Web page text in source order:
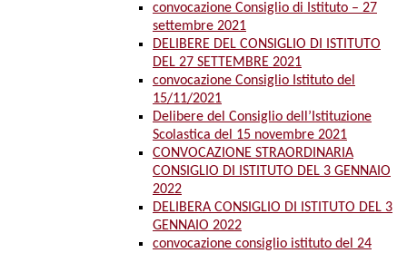
convocazione Consiglio di Istituto – 27
settembre 2021
DELIBERE DEL CONSIGLIO DI ISTITUTO
DEL 27 SETTEMBRE 2021
convocazione Consiglio Istituto del
15/11/2021
Delibere del Consiglio dell’Istituzione
Scolastica del 15 novembre 2021
CONVOCAZIONE STRAORDINARIA
CONSIGLIO DI ISTITUTO DEL 3 GENNAIO
2022
DELIBERA CONSIGLIO DI ISTITUTO DEL 3
GENNAIO 2022
convocazione consiglio istituto del 24